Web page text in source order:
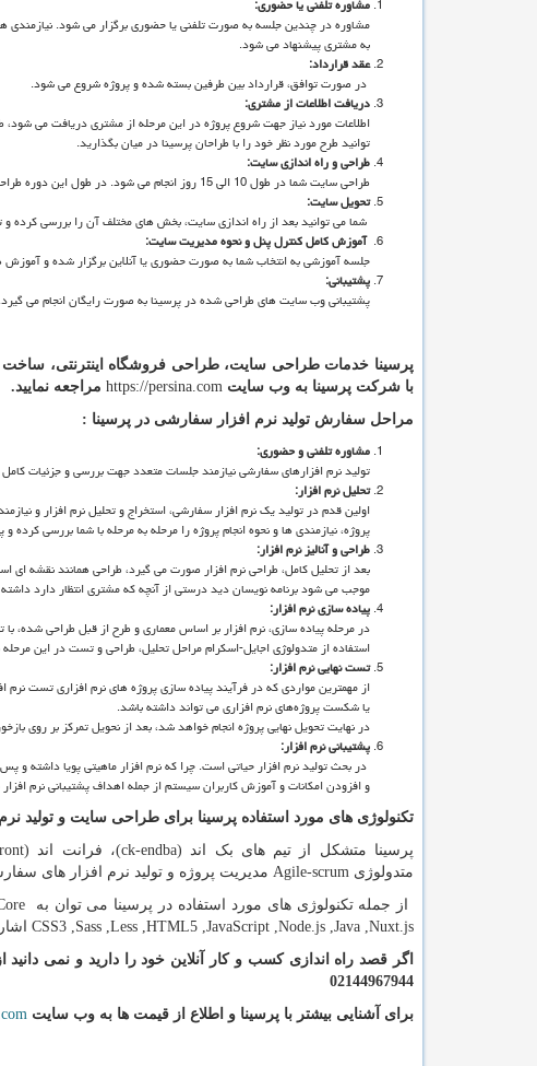
مشاوره تلفنی یا حضوری:
مشاوره در چندین جلسه به صورت تلفنی یا حضوری برگزار می شود. نیازمندی
به مشتری پیشنهاد می شود.
عقد قرارداد:
در صورت توافق، قرارداد بین طرفین بسته شده و پروژه شروع می شود.
دریافت اطلاعات از مشتری:
اطلاعات مورد نیاز جهت شروع پروژه در این مرحله از مشتری دریافت می
توانید طرح مورد نظر خود را با طراحان پرسینا در میان بگذارید.
طراحی و راه اندازی سایت:
طراحی سایت شما در طول 10 الی 15 روز انجام می شود. در طول این دوره طراحان با شما در ارتباط خواهند بود.
تحویل سایت:
شما می توانید بعد از راه اندازی سایت، بخش های مختلف آن را بررسی کرده و
آموزش کامل کنترل پنل و نحوه مدیریت سایت:
جلسه آموزشی به انتخاب شما به صورت حضوری یا آنلاین برگزار شده و
پشتیبانی:
پشتیبانی وب سایت های طراحی شده در پرسینا به صورت رایگان انجام می گیرد.
پرسینا خدمات طراحی سایت، طراحی فروشگاه اینترنتی، ساخت
با شرکت پرسینا به وب سایت https://persina.com مراجعه نمایید.
مراحل سفارش تولید نرم افزار سفارشی در پرسینا :
مشاوره تلفنی و حضوری:
تولید نرم افزارهای سفارشی نیازمند جلسات متعدد جهت بررسی و جزئیات
تحلیل نرم افزار:
اولین قدم در تولید یک نرم افزار سفارشی، استخراج و تحلیل نرم افزار و
پروژه، نیازمندی ها و نحوه انجام پروژه را مرحله به مرحله با شما بررسی
طراحیو آنالیزنرم افزار:
بعد از تحلیل کامل، طراحی نرم افزار صورت می گیرد، طراحی همانند نقشه
موجب می شود برنامه نویسان دید درستی از آنچه که مشتری انتظار دارد
پیاده سازی نرم افزار:
در مرحله پیاده سازی، نرم افزار بر اساس معماری و طرح از قبل طراحی شده،
استفاده از متدولوژی اجایل-اسکرام مراحل تحلیل، طراحی و تست در این
تست نهایی نرم افزار:
از مهمترین مواردی که در فرآیند پیاده سازی پروژه های نرم افزاری تست
یا شکست پروژه‌های نرم افزاری می تواند داشته باشد.
در نهایت تحویل نهایی پروژه انجام خواهد شد، بعد از نحویل تمرکز بر روی
پشتیبانی نرم افزار:
در بحث تولید نرم افزار حیاتی است. چرا که نرم افزار ماهیتی پویا داشته و
و افزودن امکانات و آموزش کاربران سیستم از جمله اهداف پشتیبانی نرم
تکنولوژی های مورد استفاده پرسینا برای طراحی سایت و تولید نرم
پرسینا متشکل از تیم های بک اند (ba
ck-end)، فرانت اند (
متدولوژی Agile-scrum مدیریت پروژه و تولید نرم افزار های
از جمله تکنولوژی های مورد استفاده در پرسینا می توان به
,Nuxt.js
,Node.js ,Java
,JavaScript
,HTML5
,Less
,Sass
CSS3
02144967944
برای آشنایی بیشتر با پرسینا و اطلاع از قیمت ها به وب سایت